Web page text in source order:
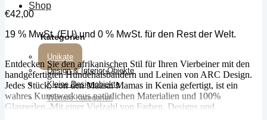
Shop
Kategorien
Unikate
Design & Interior-Objekte
Kleine Designobjekte
Weitere Kategorien
Bundle
€42,00
19 % MwSt. (EU) und 0 % MwSt. für den Rest der Welt.
Entdecken Sie den afrikanischen Stil für Ihren Vierbeiner mit den
handgefertigten Hundehalsbändern und Leinen von ARC Design.
Jedes Stück, von den Maasai Mamas in Kenia gefertigt, ist ein
wahres Kunstwerk aus natürlichen Materialien und 100%
Glasperlen. Mit einer Vielzahl von Farben, Designs und